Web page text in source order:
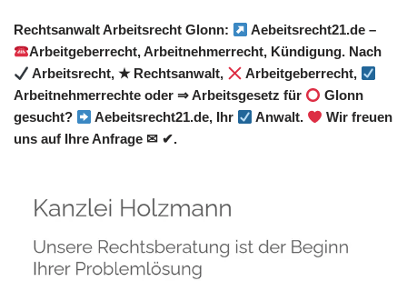
Rechtsanwalt Arbeitsrecht Glonn:
Aebeitsrecht21.de –
Arbeitgeberrecht, Arbeitnehmerrecht, Kündigung. Nach
Arbeitsrecht, ★ Rechtsanwalt,
Arbeitgeberrecht,
Arbeitnehmerrechte oder ⇒ Arbeitsgesetz für
Glonn
gesucht?
Aebeitsrecht21.de, Ihr Anwalt.
Wir freuen
uns auf Ihre Anfrage ✉ ✔.